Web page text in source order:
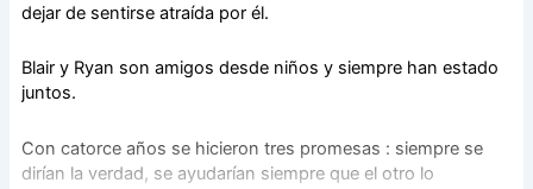
dejar de sentirse atraída por él.
Blair y Ryan son amigos desde niños y siempre han estado
juntos.
Con catorce años se hicieron tres promesas : siempre se
dirían la verdad, se ayudarían siempre que el otro lo